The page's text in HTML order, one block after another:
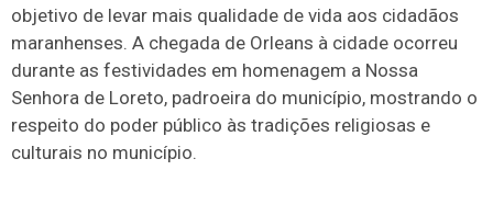
objetivo de levar mais qualidade de vida aos cidadãos
maranhenses. A chegada de Orleans à cidade ocorreu
durante as festividades em homenagem a Nossa
Senhora de Loreto, padroeira do município, mostrando o
respeito do poder público às tradições religiosas e
culturais no município.